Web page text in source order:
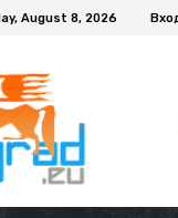
August 8, 2026